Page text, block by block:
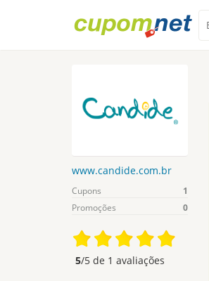
www.candide.com.br
Cupons
1
Promoções
0
5/5 de 1 avaliações